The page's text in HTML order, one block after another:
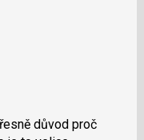
důvod proč